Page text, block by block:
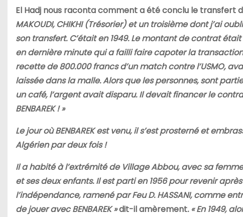
El Hadj nous raconta comment a été conclu le transfert de
MAKOUDI, CHIKHI (Trésorier) et un troisième dont j’ai
son transfert. C’était en 1949. Le montant de contrat
en dernière minute qui a failli faire capoterla
recette de 800.000 francs d’un match contre l’USMO,
laissée dans la malle. Alors que les personnes, sont
un café, l’argent avait disparu. Il devait financer le
BENBAREK ! »
Le jour où BENBAREK est venu, il s’est prosterné et
Algérien par deux fois !
Il a habité à l’extrémité de Village Abbou, avec sa
et ses deux enfants. Il est parti en 1956 pour revenir après
l’indépendance, ramené par Feu D. HASSANI, comme
de jouer avec BENBAREK »dit-il amèrement. « En 1949,